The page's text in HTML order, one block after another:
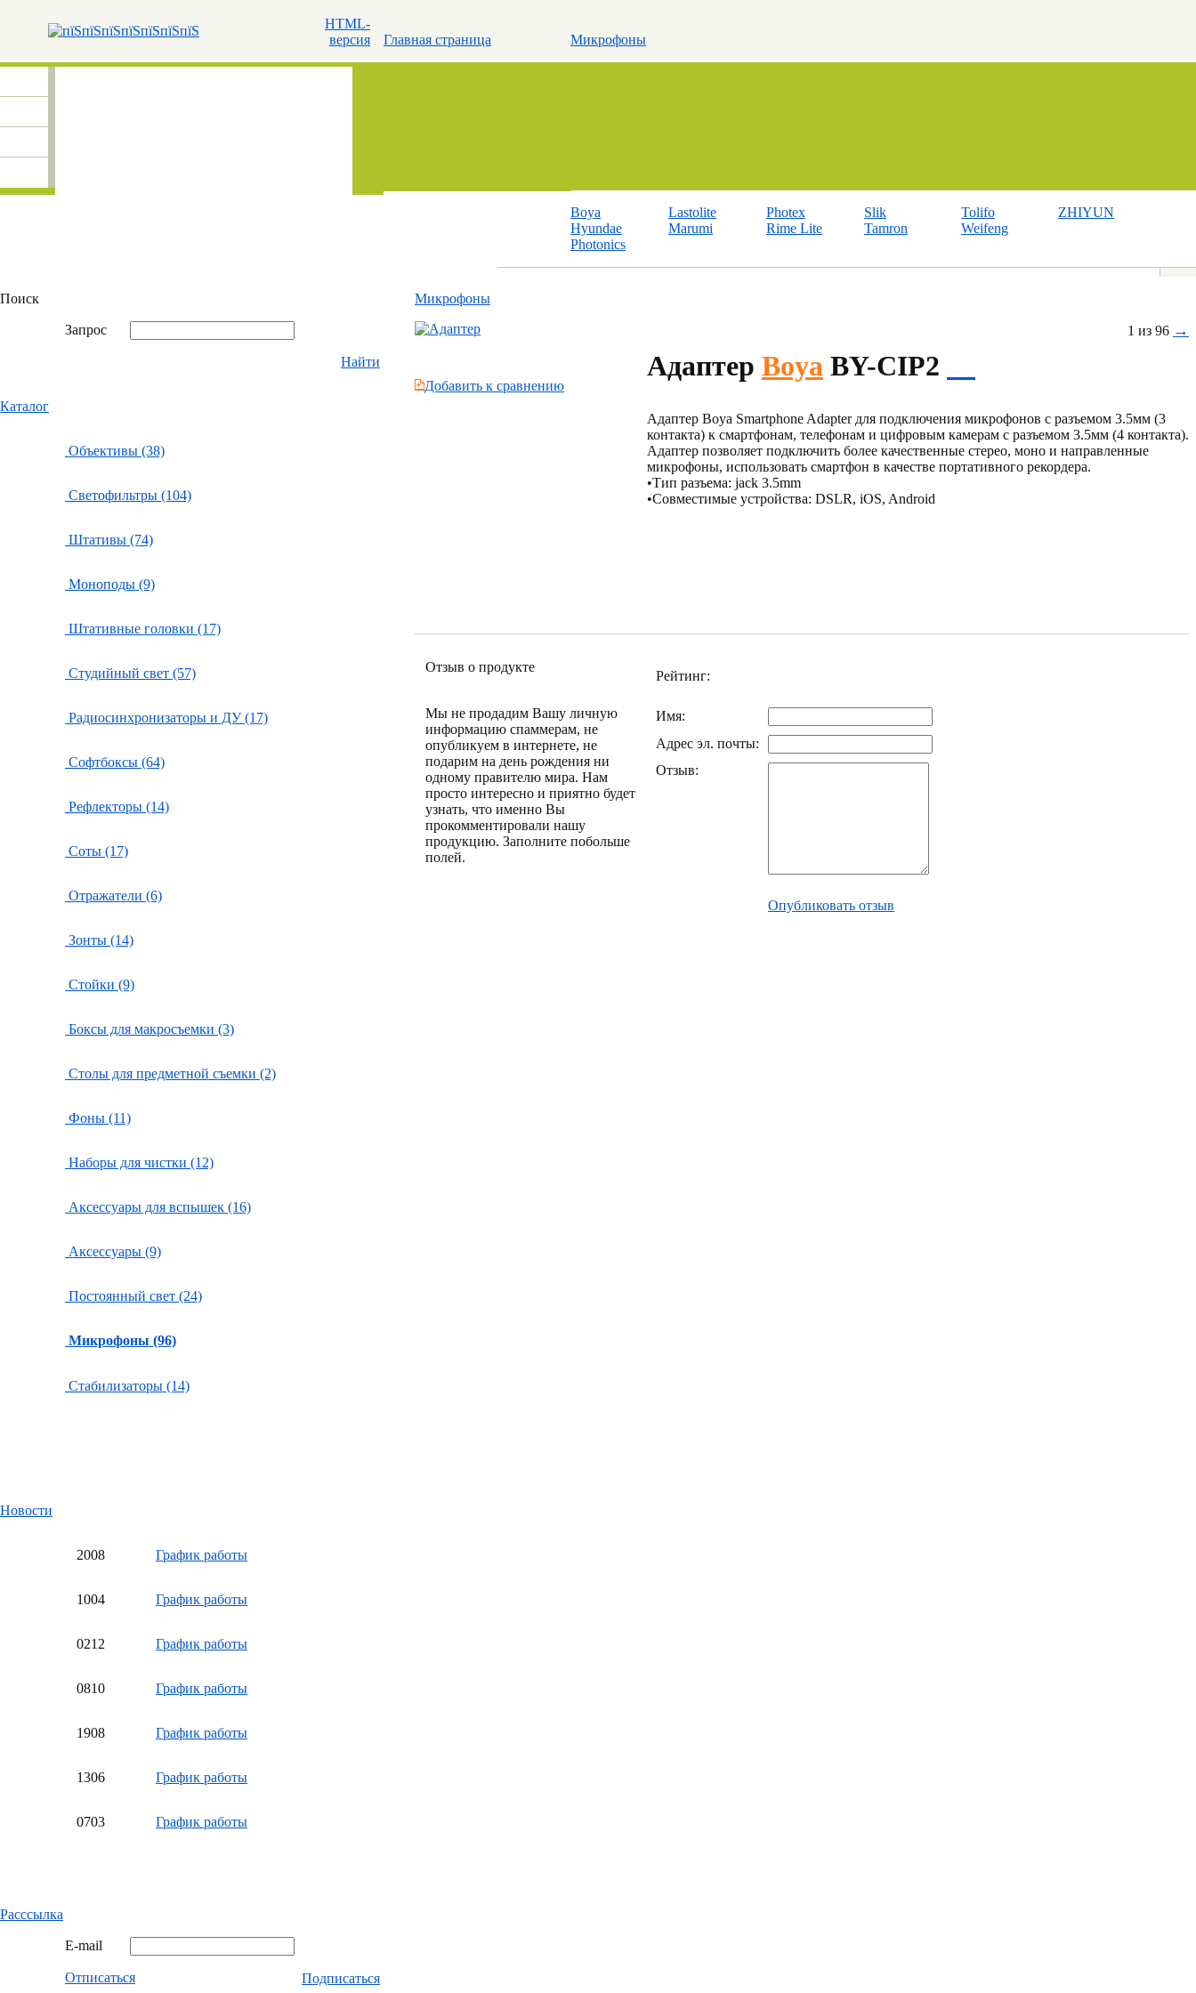
HTML-
версия
Главная страница Микрофоны
Boya
Hyundae
Photonics
Lastolite
Marumi
Photex
Rime Lite
Slik
Tamron
Tolifo
Weifeng
ZHIYUN
Поиск
Запрос
Найти
Каталог
Объективы (38)
Светофильтры (104)
Штативы (74)
Моноподы (9)
Штативные головки (17)
Студийный свет (57)
Радиосинхронизаторы и ДУ (17)
Софтбоксы (64)
Рефлекторы (14)
Соты (17)
Отражатели (6)
Зонты (14)
Стойки (9)
Боксы для макросъемки (3)
Столы для предметной съемки (2)
Фоны (11)
Наборы для чистки (12)
Аксессуары для вспышек (16)
Аксессуары (9)
Постоянный свет (24)
Микрофоны (96)
Стабилизаторы (14)
Новости
2008 График работы
1004 График работы
0212 График работы
0810 График работы
1908 График работы
1306 График работы
0703 График работы
Расссылка
E-mail
Отписаться Подписаться
Микрофоны
Добавить к cравнению
1 из 96 →
Адаптер Boya BY-CIP2
Адаптер Boya Smartphone Adapter для подключения микрофонов с разъемом 3.5мм (3
контакта) к смартфонам, телефонам и цифровым камерам с разъемом 3.5мм (4 контакта).
Адаптер позволяет подключить более качественные стерео, моно и направленные
микрофоны, использовать смартфон в качестве портативного рекордера.
•Тип разъема: jack 3.5mm
•Совместимые устройства: DSLR, iOS, Android
Отзыв о продукте
Мы не продадим Вашу личную
информацию спаммерам, не
опубликуем в интернете, не
подарим на день рождения ни
одному правителю мира. Нам
просто интересно и приятно будет
узнать, что именно Вы
прокомментировали нашу
продукцию. Заполните побольше
полей.
Рейтинг:
Имя:
Адрес эл. почты:
Отзыв:
Опубликовать отзыв